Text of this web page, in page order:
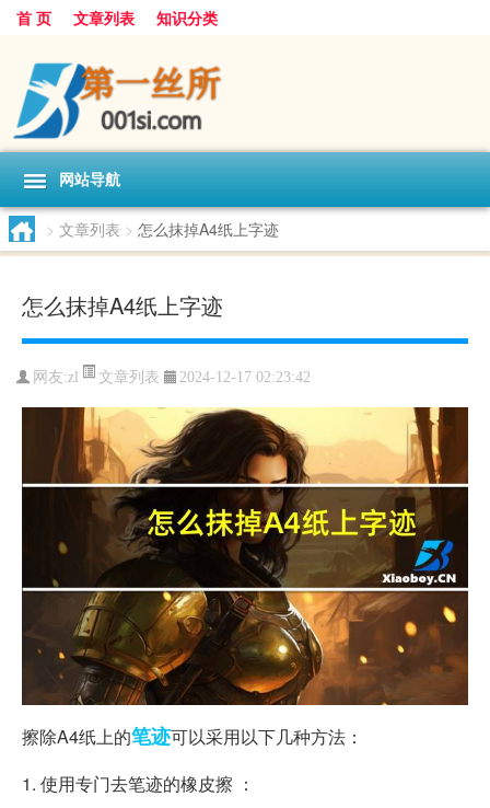
首 页 文章列表 知识分类
网站导航
> 文章列表 > 怎么抹掉A4纸上字迹
怎么抹掉A4纸上字迹
网友:zl 文章列表 2024-12-17 02:23:42
擦除A4纸上的笔迹可以采用以下几种方法：
1. 使用专门去笔迹的橡皮擦 ：